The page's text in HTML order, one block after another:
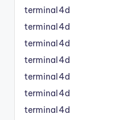
terminal4d
terminal4d
terminal4d
terminal4d
terminal4d
terminal4d
terminal4d